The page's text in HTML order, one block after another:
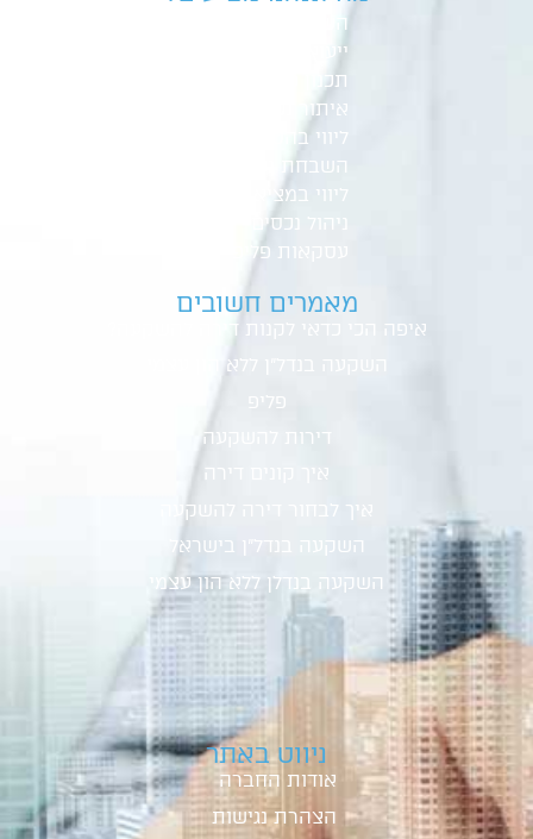
השקעות נדל"ן
ייעוץ משכנתא
תכנון פיננסי
איתור נכסים
ליווי בהסכם רכישה
השבחת נכסים
ליווי במציאת שוכר
ניהול נכסים
עסקאות פליפ
מאמרים חשובים
איפה הכי כדאי לקנות דירה להשקעה
השקעה בנדל"ן ללא הון עצמי
פליפ
דירות להשקעה
איך קונים דירה
איך לבחור דירה להשקעה
השקעה בנדל"ן בישראל
השקעה בנדלן ללא הון עצמי
ניווט באתר
אודות החברה
הצהרת נגישות